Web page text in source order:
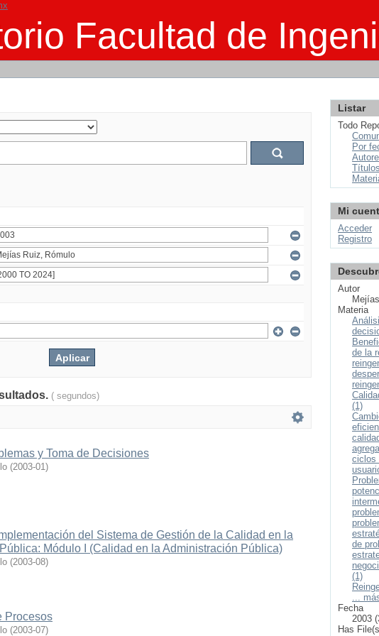
Facultad de
( segundos)
y Toma de Decisiones
(2003-01)
del Sistema de Gestión de la Calidad en la
Módulo I (Calidad en la Administración Pública)
(2003-08)
Procesos
(2003-07)
Listar
Todo
Por
Títulos
Mi
Acceder
Registro
Autor
Materia
de la
(1)
ciclos
de
(1)
...
Fecha
2003
Has